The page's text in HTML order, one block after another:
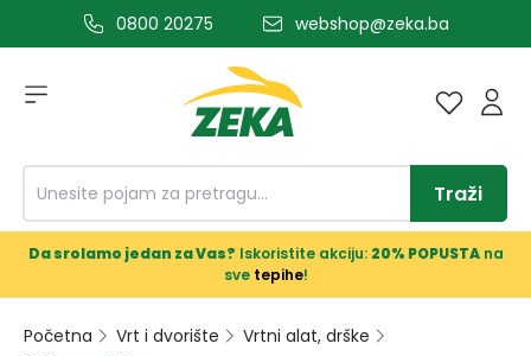
glavni sadržaj0800 20275 webshop@zeka.ba
Traži
Da srolamo jedan za Vas? Iskoristite akciju: 20% POPUSTAna
sve tepihe!
Početna Vrt i dvorište
Vrtni alat, drške